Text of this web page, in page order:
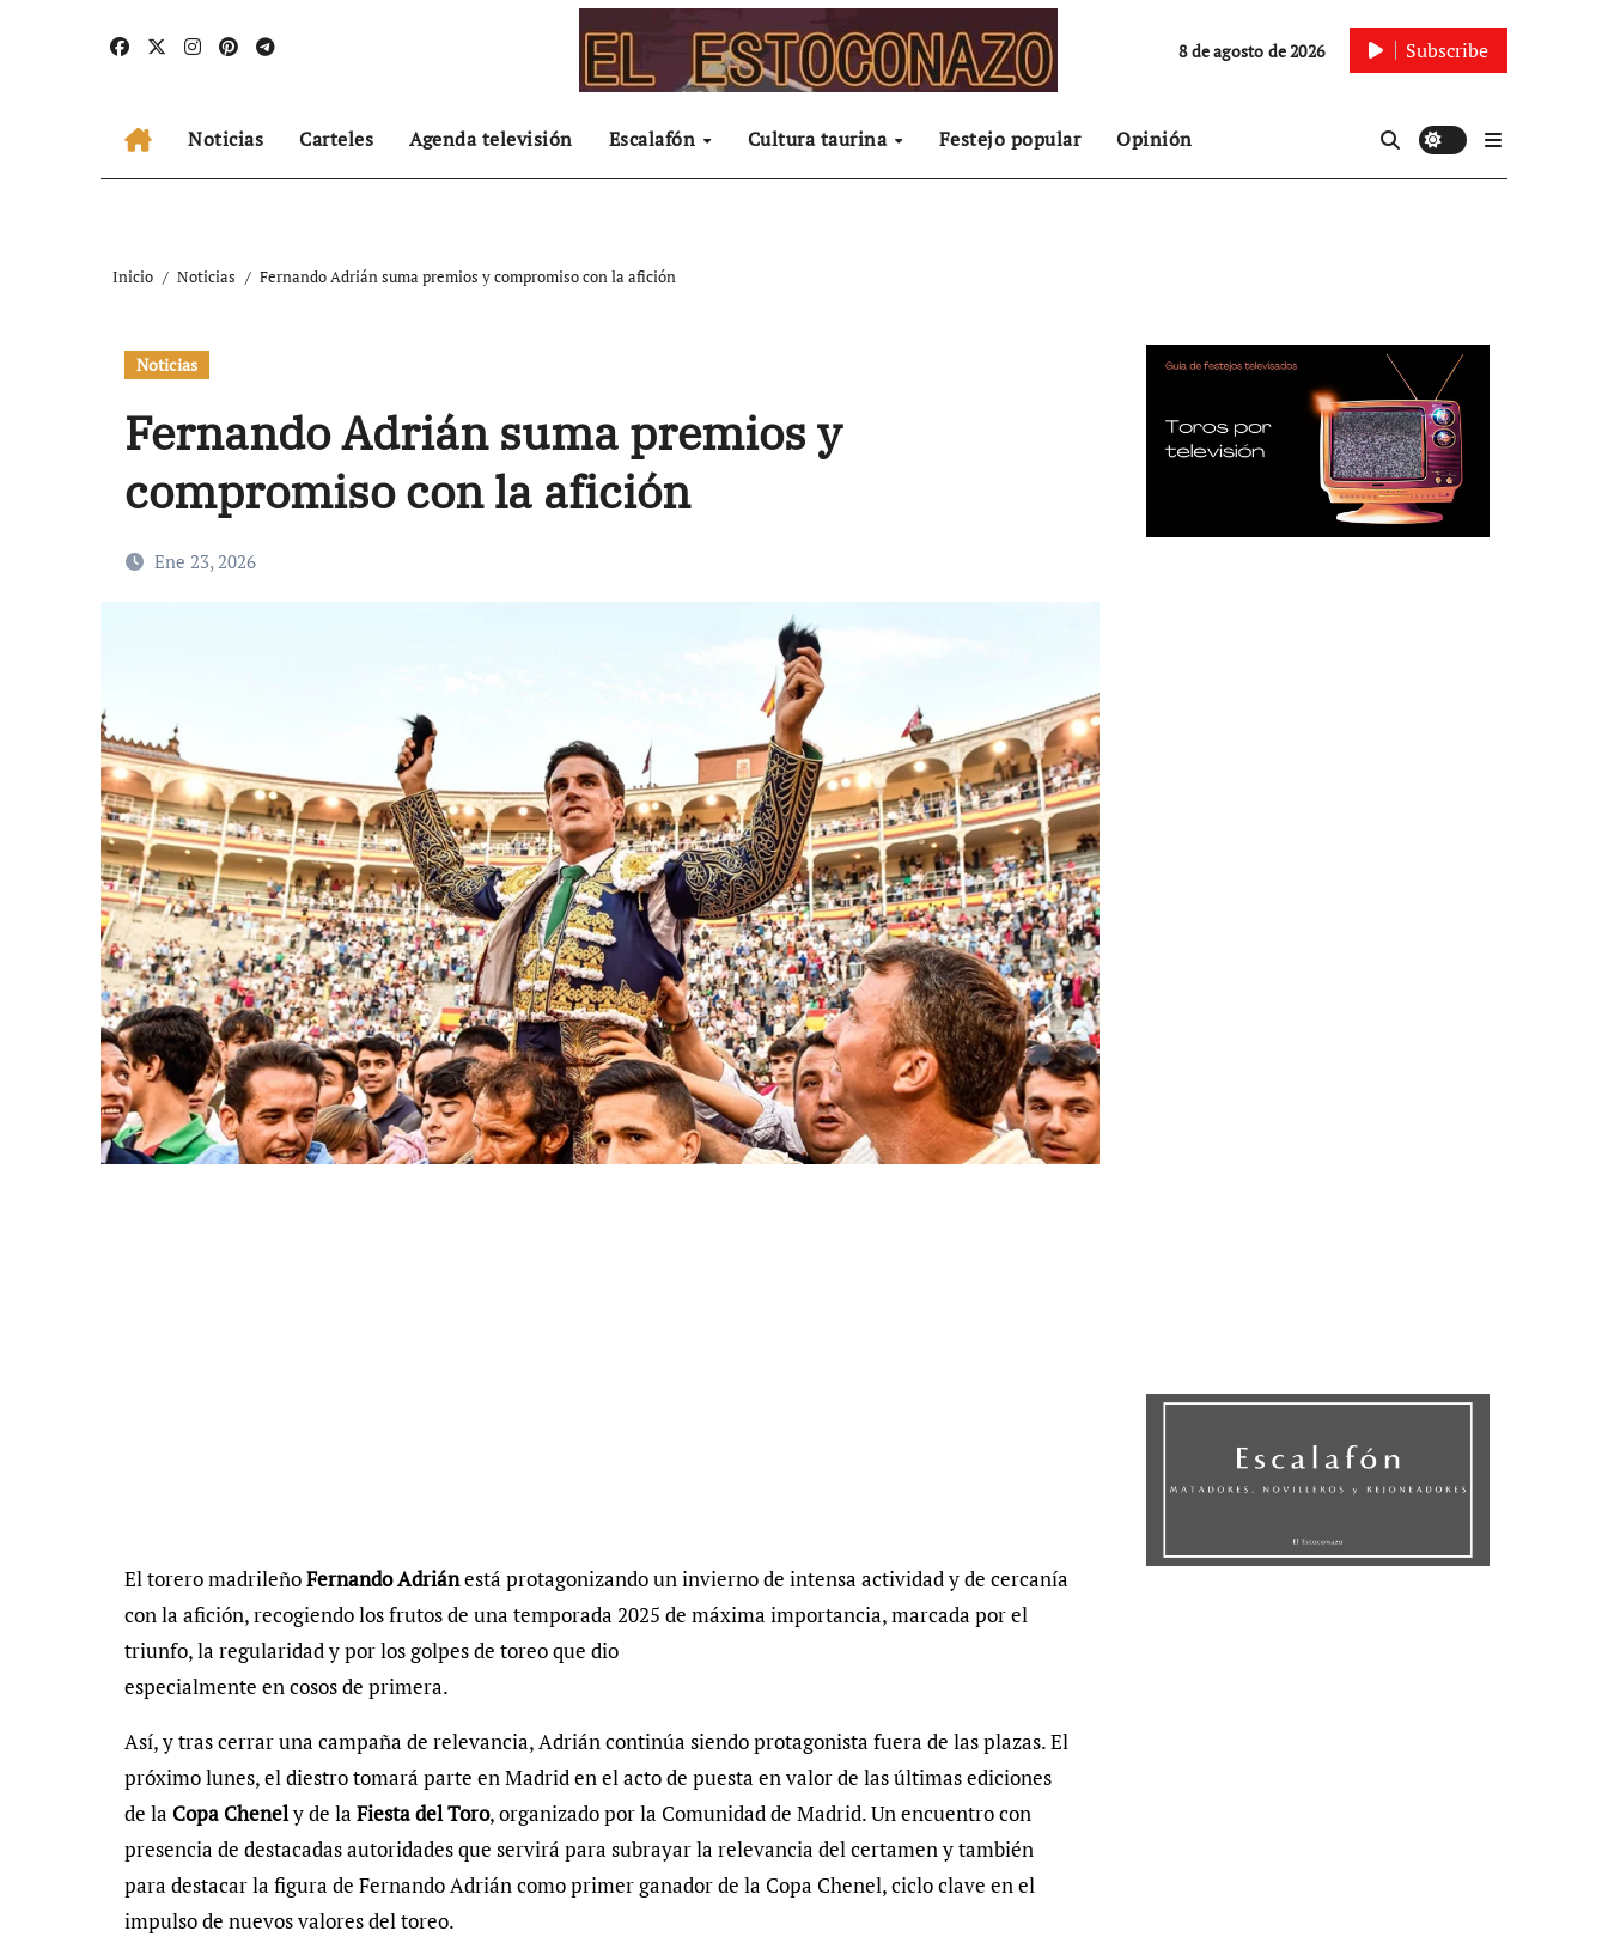
8 de agosto de 2026 Subscribe
Noticias Carteles Agenda televisión Escalafón Cultura taurina Festejo popular Opinión
Inicio Noticias Fernando Adrián suma premios y compromiso con la afición
Noticias
Fernando Adrián suma premios y
compromiso con la afición
Ene 23, 2026
El torero madrileñoFernando Adriánestá protagonizando un invierno de intensa actividad y de cercanía
con la afición, recogiendo los frutos de una temporada 2025 de máxima importancia, marcada por el
triunfo, la regularidad y por los golpes de toreo que dio
especialmente en cosos de primera.
Así, y tras cerrar una campaña de relevancia, Adrián continúa siendo protagonista fuera de las plazas. El
próximo lunes, el diestro tomará parte en Madrid en el acto de puesta en valor de las últimas ediciones
de la Copa Chenely de la Fiesta del Toro, organizado por la Comunidad de Madrid. Un encuentro con
presencia de destacadas autoridades que servirá para subrayar la relevancia del certamen y también
para destacar la figura de Fernando Adrián como primer ganador de la Copa Chenel, ciclo clave en el
impulso de nuevos valores del toreo.